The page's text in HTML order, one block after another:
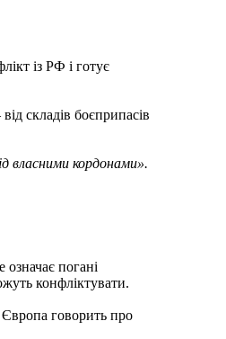
із РФ і готує
складів боєприпасів
власними кордонами».
погані
конфліктувати.
Європа говорить про